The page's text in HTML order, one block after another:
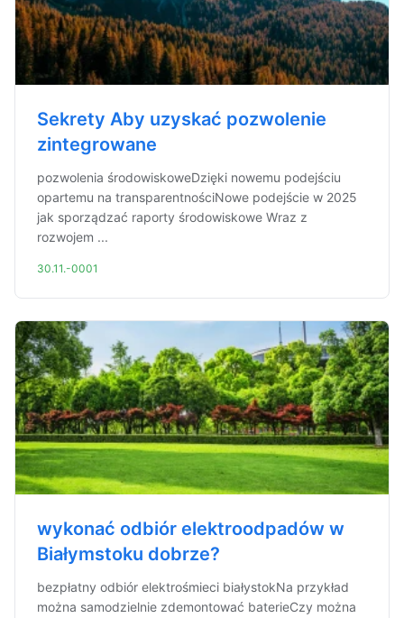
Sekrety Aby uzyskać pozwolenie
zintegrowane
pozwolenia środowiskoweDzięki nowemu podejściu
opartemu na transparentnościNowe podejście w 2025
jak sporządzać raporty środowiskowe Wraz z
rozwojem ...
30.11.-0001
wykonać odbiór elektroodpadów w
Białymstoku dobrze?
bezpłatny odbiór elektrośmieci białystokNa przykład
można samodzielnie zdemontować baterieCzy można